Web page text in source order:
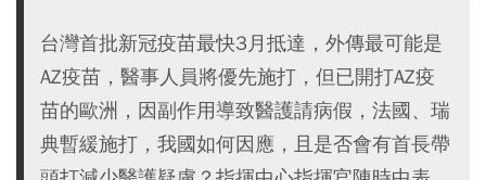
台灣首批新冠疫苗最快3月抵達，外傳最可能是
AZ疫苗，醫事人員將優先施打，但已開打AZ疫
苗的歐洲，因副作用導致醫護請病假，法國、瑞
典暫緩施打，我國如何因應，且是否會有首長帶